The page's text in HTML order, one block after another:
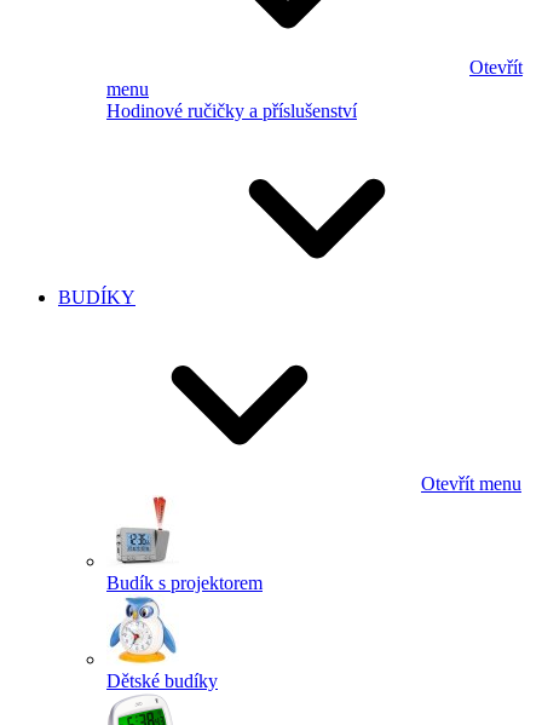
Otevřít
menu
Hodinové ručičky a příslušenství
BUDÍKY
Otevřít menu
Budík s projektorem
Dětské budíky